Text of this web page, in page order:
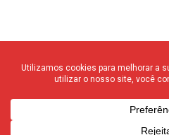
© 2020 F3 Notícias – Todos os direitos